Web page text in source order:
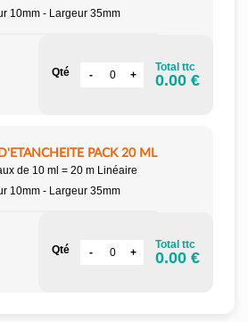
10mm - Largeur 35mm
Qté Total ttc
0.00 €
PACK 20 ML
de 10 ml = 20 m Linéaire
10mm - Largeur 35mm
Qté Total ttc
0.00 €